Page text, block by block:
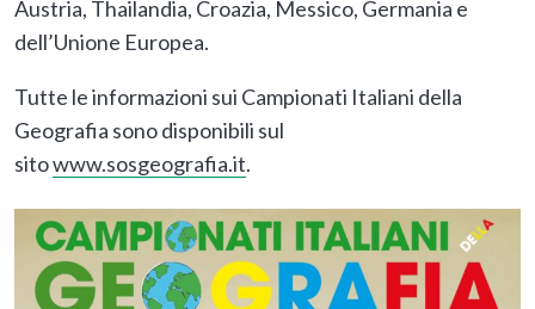
Austria, Thailandia, Croazia, Messico, Germania e
dell’Unione Europea.
Tutte le informazioni sui Campionati Italiani della
Geografia sono disponibili sul
sitowww.sosgeografia.it.